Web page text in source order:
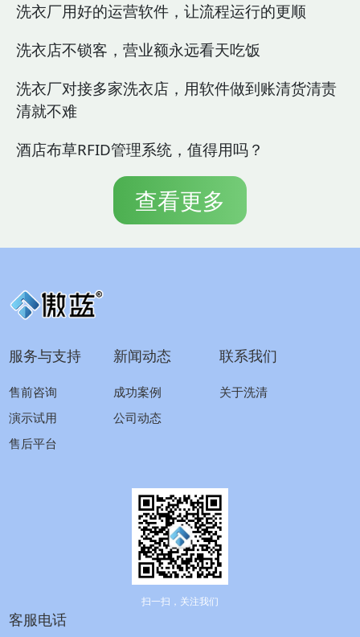
洗衣厂用好的运营软件，让流程运行的更顺
洗衣店不锁客，营业额永远看天吃饭
洗衣厂对接多家洗衣店，用软件做到账清货清责
清就不难
酒店布草RFID管理系统，值得用吗？
查看更多
服务与支持
售前咨询
演示试用
售后平台
新闻动态
成功案例
公司动态
联系我们
关于洗清
扫一扫，关注我们
客服电话